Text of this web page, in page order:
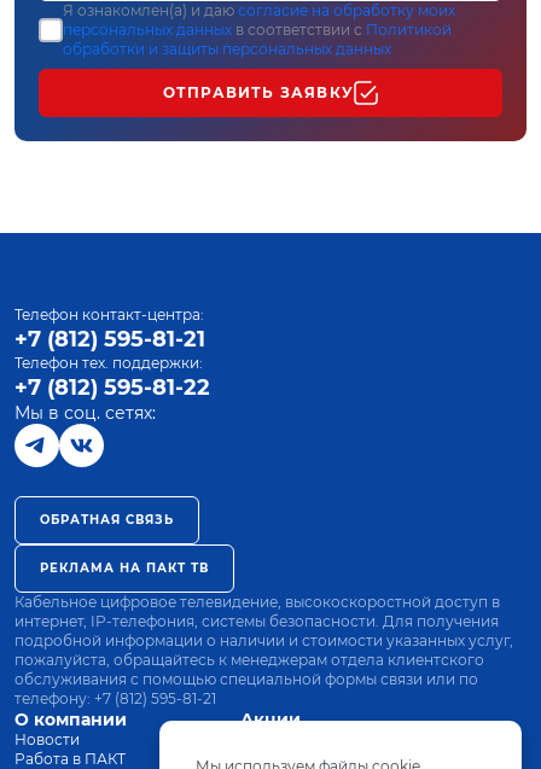
Я ознакомлен(а) и даю согласие на обработку моих
персональных данных в соответствии с Политикой
обработки и защиты персональных данных
ОТПРАВИТЬ ЗАЯВКУ
О компании
Новости
Работа в ПАКТ
Акции
Оплата
Телефон контакт-центра:
+7 (812) 595-81-21
Телефон тех. поддержки:
+7 (812) 595-81-22
Мы в соц. сетях:
ОБРАТНАЯ СВЯЗЬ
РЕКЛАМА НА ПАКТ ТВ
Кабельное цифровое телевидение, высокоскоростной доступ в
интернет, IP-телефония, системы безопасности. Для получения
подробной информации о наличии и стоимости указанных услуг,
пожалуйста, обращайтесь к менеджерам отдела клиентского
обслуживания с помощью специальной формы связи или по
телефону: +7 (812) 595-81-21